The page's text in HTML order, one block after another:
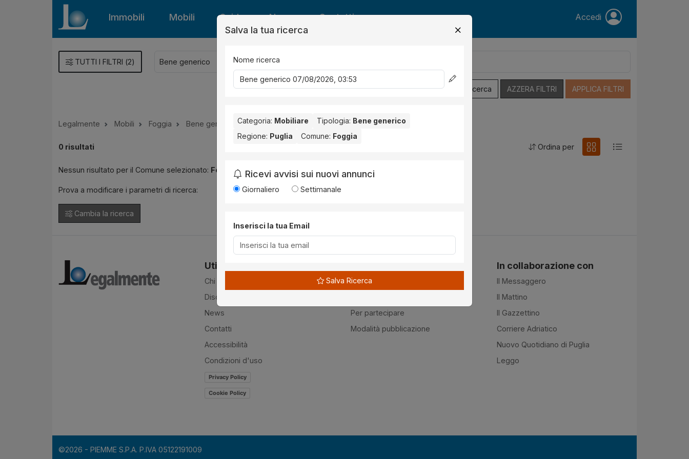
Immobili Mobili Guide News Contatti Accedi
TUTTI I FILTRI (2)
Salva Ricerca AZZERA FILTRI APPLICA FILTRI
Legalmente Mobili Foggia Bene generico
0 risultati Ordina per
Nessun risultato per il Comune selezionato: Foggia. Nessun risultato per la Provincia selezionata:
Prova a modificare i parametri di ricerca:
Cambia la ricerca
Utilità
Chi siamo
Disclaimer
News
Contatti
Accessibilità
Condizioni d'uso
Privacy Policy
Cookie Policy
Normativa
Per partecipare
Modalità pubblicazione
In collaborazione con
Il Messaggero
Il Mattino
Il Gazzettino
Corriere Adriatico
Nuovo Quotidiano di Puglia
Leggo
©2026 - PIEMME S.P.A. P.IVA 05122191009
Salva la tua ricerca
Nome ricerca
Categoria: Mobiliare Tipologia: Bene generico
Regione: Puglia Comune: Foggia
Ricevi avvisi sui nuovi annunci
Giornaliero Settimanale
Inserisci la tua Email
Salva Ricerca